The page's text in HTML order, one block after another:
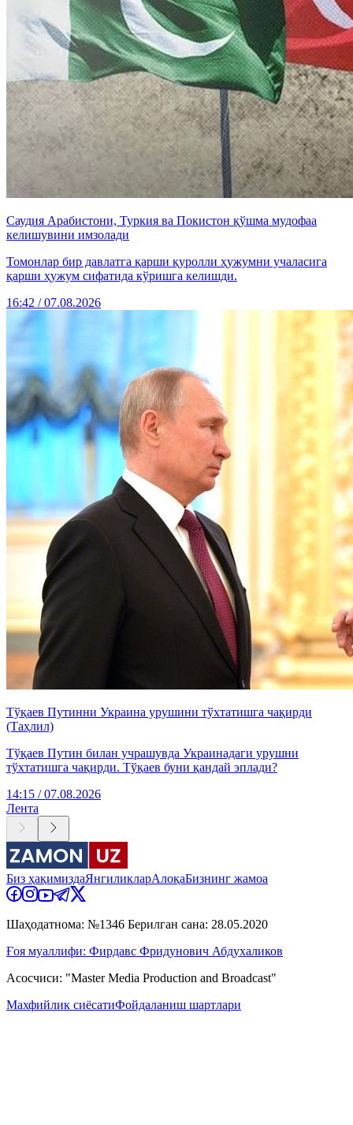
Саудия Арабистони, Туркия ва Покистон қўшма мудофаа
келишувини имзолади
Томонлар бир давлатга қарши қуролли ҳужумни учаласига
қарши ҳужум сифатида кўришга келишди.
16:42 / 07.08.2026
Тўқаев Путинни Украина урушини тўхтатишга чақирди
(Таҳлил)
Тўқаев Путин билан учрашувда Украинадаги урушни
тўхтатишга чақирди. Тўқаев буни қандай эплади?
14:15 / 07.08.2026
Лента
Биз ҳақимиздаЯнгиликларАлоқаБизнинг жамоа
Шаҳодатнома: №1346 Берилган сана: 28.05.2020
Ғоя муаллифи: Фирдавс Фридунович Абдухаликов
Асосчиси: "Master Media Production and Broadcast"
Махфийлик сиёсатиФойдаланиш шартлари